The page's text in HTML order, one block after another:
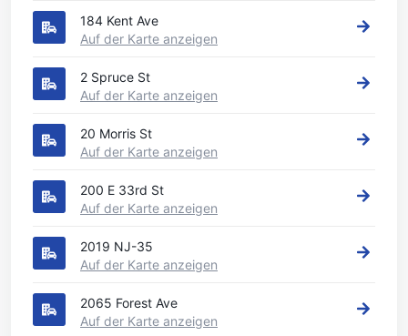
184 Kent Ave
Auf der Karte anzeigen
2 Spruce St
Auf der Karte anzeigen
20 Morris St
Auf der Karte anzeigen
200 E 33rd St
Auf der Karte anzeigen
2019 NJ-35
Auf der Karte anzeigen
2065 Forest Ave
Auf der Karte anzeigen